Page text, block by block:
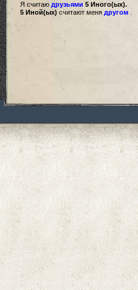
Я считаю друзьями 5 Иного(ых).
5 Иной(ых) считают меня другом